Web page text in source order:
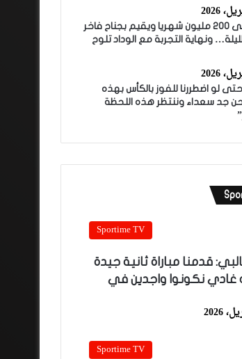
زياش يتقاضى 200 مليون شهريا ويقيم بجناح فاخر
لليلة… ونهاية التجربة مع الوداد تلوح
لو اضطررنا للفوز بالكأس بهذه
جد سعداء وننتظر هذه اللحظة
Sportime TV
قدمنا مباراة ثانية جيدة
غادي نكونوا واجدين في
Sportime TV